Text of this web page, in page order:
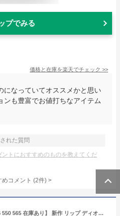
プでみる
価格と在庫を楽天でチェック >>
になっていてオススメかと思い
ンも豊富でお値打ちなアイテム
れた質問
トにおすすめのものを教えてくだ
コメント (2件) >
【120 168 185 390 425 496 550 565 在庫あり】 新作 リップ ディオール ルージュ ディオール オン ステージ Dior 口紅 落ちにくい 秋コスメ 2025 化粧品 コスメ ブランド 正規品 新品 ギフト プレゼント 女性 誕生日 デパコス